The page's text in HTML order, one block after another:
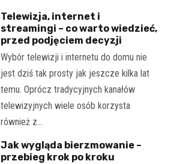
Telewizja, internet i
streamingi – co warto wiedzieć,
przed podjęciem decyzji
Wybór telewizji i internetu do domu nie
jest dziś tak prosty jak jeszcze kilka lat
temu. Oprócz tradycyjnych kanałów
telewizyjnych wiele osób korzysta
również z…
Jak wygląda bierzmowanie –
przebieg krok po kroku